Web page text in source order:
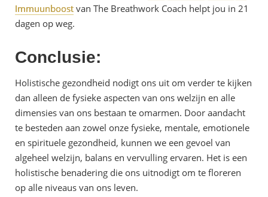
Immuunboost van The Breathwork Coach helpt jou in 21
dagen op weg.
Conclusie:
Holistische gezondheid nodigt ons uit om verder te kijken
dan alleen de fysieke aspecten van ons welzijn en alle
dimensies van ons bestaan te omarmen. Door aandacht
te besteden aan zowel onze fysieke, mentale, emotionele
en spirituele gezondheid, kunnen we een gevoel van
algeheel welzijn, balans en vervulling ervaren. Het is een
holistische benadering die ons uitnodigt om te floreren
op alle niveaus van ons leven.